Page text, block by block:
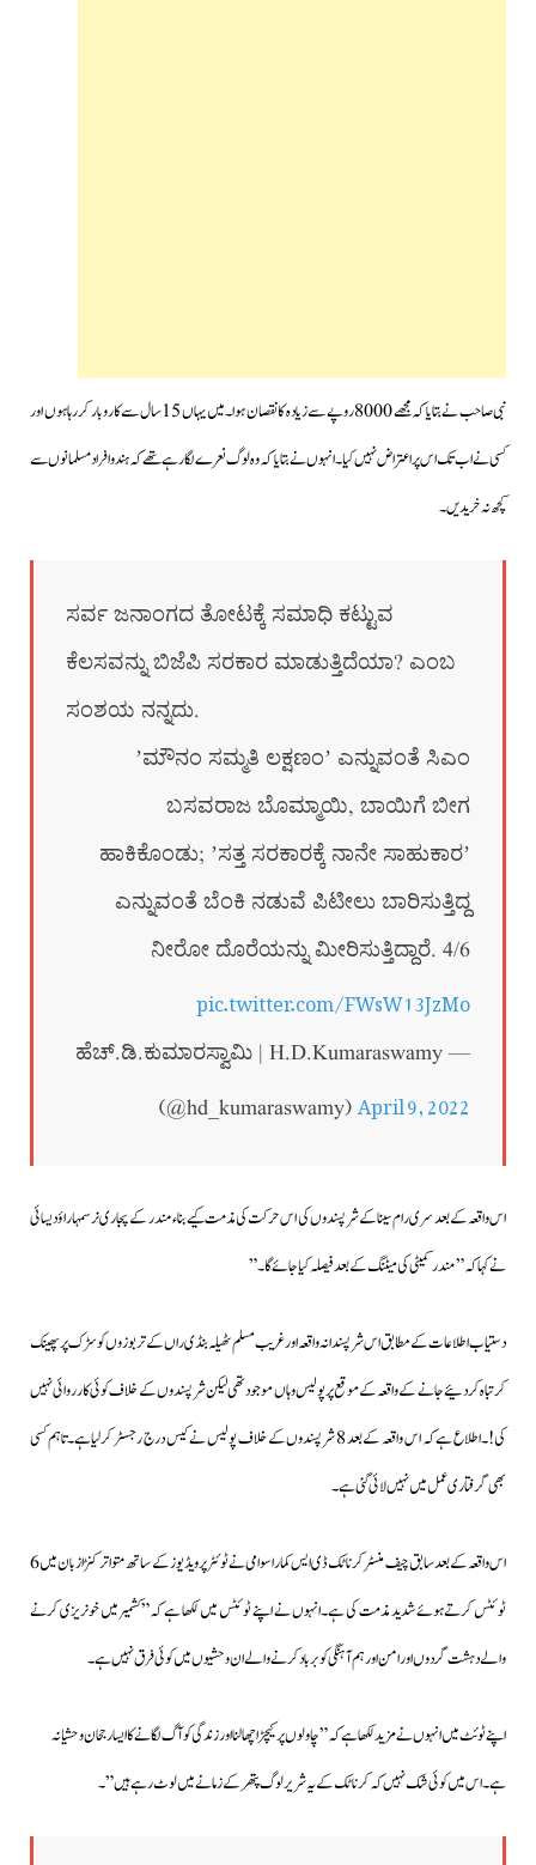
نبی صاحب نے بتایا کہ مجھے 8000 روپے سے زیادہ کا نقصان ہوا۔میں یہاں 15 سال سے کاروبار کررہا ہوں اور
کسی نے اب تک اس پر اعتراض نہیں کیا۔انہوں نے بتایا کہ وہ لوگ نعرے لگارہے تھے کہ ہندو افراد مسلمانوں سے
کچھ نہ خریدیں۔
ಸರ್ವ ಜನಾಂಗದ ತೋಟಕ್ಕೆ ಸಮಾಧಿ ಕಟ್ಟುವ
ಕೆಲಸವನ್ನು ಬಿಜೆಪಿ ಸರಕಾರ ಮಾಡುತ್ತಿದೆಯಾ? ಎಂಬ
ಸಂಶಯ ನನ್ನದು.
ʼಮೌನಂ ಸಮ್ಮತಿ ಲಕ್ಷಣಂʼ ಎನ್ನುವಂತೆ ಸಿಎಂ
ಬಸವರಾಜ ಬೊಮ್ಮಾಯಿ, ಬಾಯಿಗೆ ಬೀಗ
ಹಾಕಿಕೊಂಡು; ʼಸತ್ತ ಸರಕಾರಕ್ಕೆ ನಾನೇ ಸಾಹುಕಾರʼ
ಎನ್ನುವಂತೆ ಬೆಂಕಿ ನಡುವೆ ಪಿಟೀಲು ಬಾರಿಸುತ್ತಿದ್ದ
ನೀರೋ ದೊರೆಯನ್ನು ಮೀರಿಸುತ್ತಿದ್ದಾರೆ. 4/6
pic.twitter.com/FWsW13JzMo
— ಹೆಚ್.ಡಿ.ಕುಮಾರಸ್ವಾಮಿ | H.D.Kumaraswamy
(@hd_kumaraswamy) April 9, 2022
اس واقعہ کے بعد سری رام سینا کے شرپسندوں کی اس حرکت کی مذمت کیے بناء مندر کے پجاری نرسمہاراؤ دیسائی
نے کہاکہ”مندر کمیٹی کی میٹنگ کے بعد فیصلہ کیا جائے گا۔”
دستیاب اطلاعات کے مطابق اس شرپسندانہ واقعہ اور غریب مسلم ٹھیلہ بنڈی راں کے تربوزوں کو سڑک پر پھینک
کرتباہ کردئیے جانے کے واقعہ کے موقع پر پولیس وہاں موجود تھی لیکن شرپسندوں کے خلاف کوئی کارروائی نہیں
کی!۔اطلاع ہے کہ اس واقعہ کے بعد 8 شرپسندوں کے خلاف پولیس نے کیس درج رجسٹر کرلیا ہے۔تاہم کسی
بھی گرفتاری عمل میں نہیں لائی گئی ہے۔
اس واقعہ کے بعد سابق چیف منسٹر کرناٹک ڈی ایس کمارا سوامی نے ٹوئٹر پر ویڈیوز کے ساتھ متواتر کنڑا زبان میں 6
ٹوئٹس کرتےہوئے شدید مذمت کی ہے۔انہوں نے اپنے ٹوئٹس میں لکھا ہے کہ”کشمیر میں خونریزی کرنے
والے دہشت گردوں اور امن اور ہم آہنگی کو برباد کرنے والے ان وحشیوں میں کوئی فرق نہیں ہے۔
اپنے ٹوئٹ میں انہوں نے مزید لکھا ہے کہ”چاولوں پر کیچڑ اچھالنا اور زندگی کو آگ لگانے کا ایسا رجحان وحشیانہ
ہے۔اس میں کوئی شک نہیں کہ کرناٹک کے یہ شریر لوگ پتھر کے زمانے میں لوٹ رہے ہیں”۔